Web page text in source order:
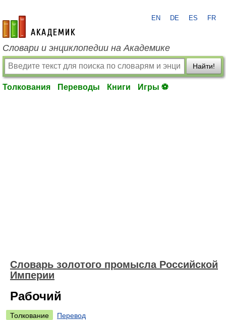
academic.ru
EN DE ES FR
Словари и энциклопедии на Академике
Найти!
Толкования Переводы Книги Игры ⚽
Словарь золотого промысла Российской
Империи
Рабочий
Толкование
Перевод